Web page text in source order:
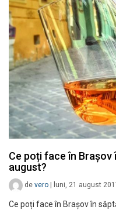
Ce poți face în Brașov
august?
de vero luni, 21 august
Ce poți face în Brașov în